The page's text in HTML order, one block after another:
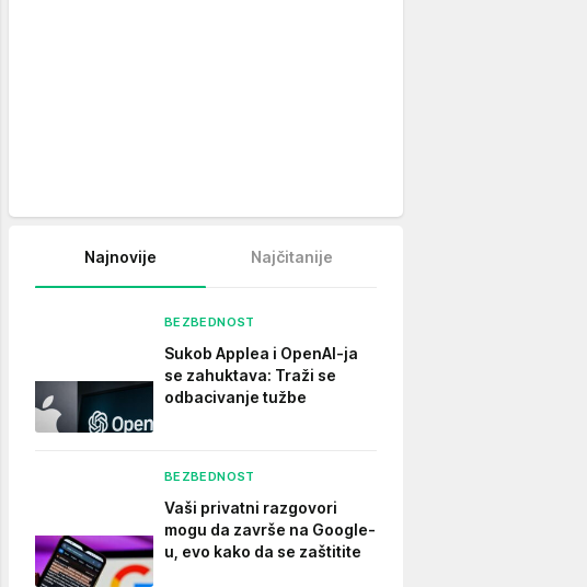
Najnovije Najčitanije
BEZBEDNOST
Sukob Applea i OpenAI-ja
se zahuktava: Traži se
odbacivanje tužbe
BEZBEDNOST
Vaši privatni razgovori
mogu da završe na Google-
u, evo kako da se zaštitite